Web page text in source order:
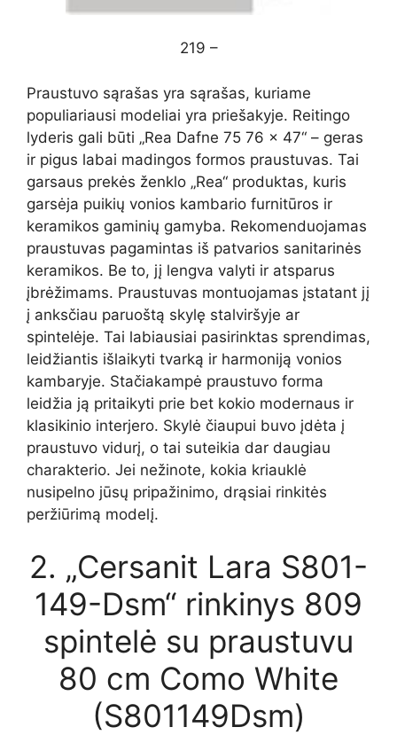
219 –
Praustuvo sąrašas yra sąrašas, kuriame
populiariausi modeliai yra priešakyje. Reitingo
lyderis gali būti „Rea Dafne 75 76 × 47“ – geras
ir pigus labai madingos formos praustuvas. Tai
garsaus prekės ženklo „Rea“ produktas, kuris
garsėja puikių vonios kambario furnitūros ir
keramikos gaminių gamyba. Rekomenduojamas
praustuvas pagamintas iš patvarios sanitarinės
keramikos. Be to, jį lengva valyti ir atsparus
įbrėžimams. Praustuvas montuojamas įstatant jį
į anksčiau paruoštą skylę stalviršyje ar
spintelėje. Tai labiausiai pasirinktas sprendimas,
leidžiantis išlaikyti tvarką ir harmoniją vonios
kambaryje. Stačiakampė praustuvo forma
leidžia ją pritaikyti prie bet kokio modernaus ir
klasikinio interjero. Skylė čiaupui buvo įdėta į
praustuvo vidurį, o tai suteikia dar daugiau
charakterio. Jei nežinote, kokia kriauklė
nusipelno jūsų pripažinimo, drąsiai rinkitės
peržiūrimą modelį.
2. „Cersanit Lara S801-
149-Dsm“ rinkinys 809
spintelė su praustuvu
80 cm Como White
(S801149Dsm)